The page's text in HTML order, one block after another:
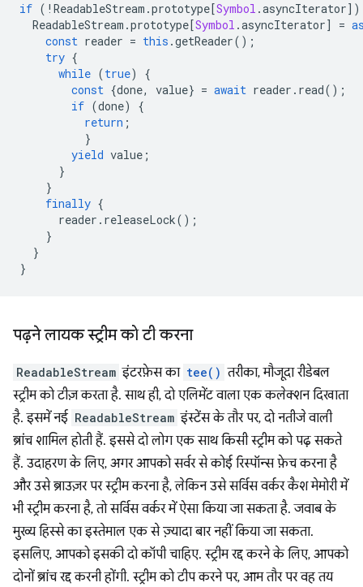
if ( ! ReadableStream .prototype [Symbol .asyncIterator])
ReadableStream .prototype [Symbol .asyncIterator] =
const reader = this .getReader();
try {
while (true)
{
const {done, value} = await reader . read();
if (done)
{
return ;
}
yield value ;
}
}
finally {
reader . releaseLock();
}
}
}
पढ़ने लायक स्ट्रीम को टी करना
ReadableStream इंटरफ़ेस का tee() तरीका, मौजूदा रीडेबल
स्ट्रीम को टीज़ करता है. साथ ही, दो एलिमेंट वाला एक कलेक्शन दिखाता
है. इसमें नई ReadableStream इंस्टेंस के तौर पर, दो नतीजे वाली
ब्रांच शामिल होती हैं. इससे दो लोग एक साथ किसी स्ट्रीम को पढ़ सकते
हैं. उदाहरण के लिए, अगर आपको सर्वर से कोई रिस्पॉन्स फ़ेच करना है
और उसे ब्राउज़र पर स्ट्रीम करना है, लेकिन उसे सर्विस वर्कर कैश मेमोरी में
भी स्ट्रीम करना है, तो सर्विस वर्कर में ऐसा किया जा सकता है. जवाब के
मुख्य हिस्से का इस्तेमाल एक से ज़्यादा बार नहीं किया जा सकता.
इसलिए, आपको इसकी दो कॉपी चाहिए. स्ट्रीम रद्द करने के लिए, आपको
दोनों ब्रांच रद्द करनी होंगी. स्ट्रीम को टीप करने पर, आम तौर पर वह तय